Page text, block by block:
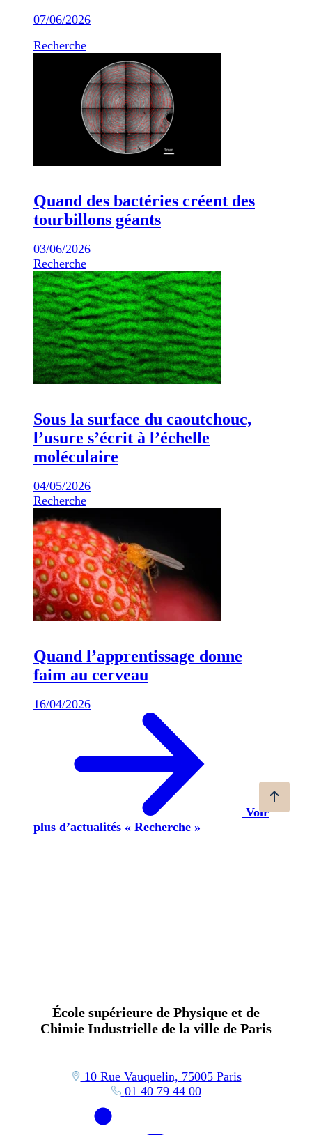
07/06/2026
Recherche
Quand des bactéries créent des
tourbillons géants
03/06/2026
Recherche
Sous la surface du caoutchouc,
l’usure s’écrit à l’échelle
moléculaire
04/05/2026
Recherche
Quand l’apprentissage donne
faim au cerveau
16/04/2026
Voir
plus d’actualités « Recherche »
École supérieure de Physique et de
Chimie Industrielle de la ville de Paris
10 Rue Vauquelin, 75005 Paris
01 40 79 44 00